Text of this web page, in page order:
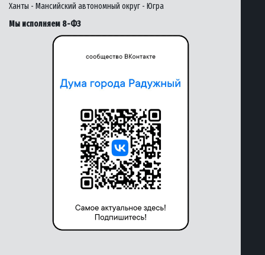
Ханты - Мансийский автономный округ - Югра
Мы исполняем 8-ФЗ